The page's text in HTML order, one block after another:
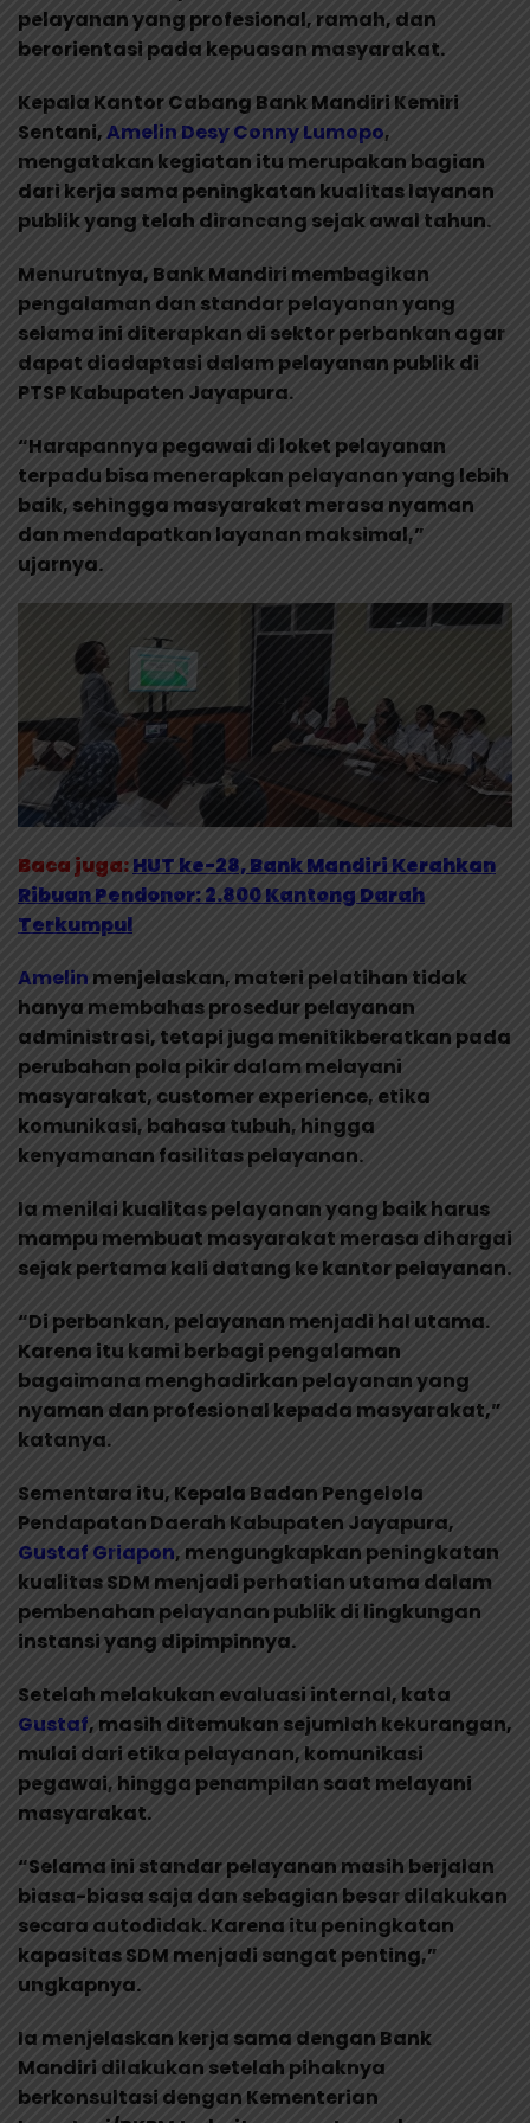
pelayanan yang profesional, ramah, dan
berorientasi pada kepuasan masyarakat.
Kepala Kantor Cabang Bank Mandiri Kemiri
Sentani,Amelin Desy Conny Lumopo,
mengatakan kegiatan itu merupakan bagian
dari kerja sama peningkatan kualitas layanan
publik yang telah dirancang sejak awal tahun.
Menurutnya, Bank Mandiri membagikan
pengalaman dan standar pelayanan yang
selama ini diterapkan di sektor perbankan agar
dapat diadaptasi dalam pelayanan publik di
PTSP Kabupaten Jayapura.
“Harapannya pegawai di loket pelayanan
terpadu bisa menerapkan pelayanan yang lebih
baik, sehingga masyarakat merasa nyaman
dan mendapatkan layanan maksimal,”
ujarnya.
Baca juga:HUT ke-28, Bank Mandiri Kerahkan
Ribuan Pendonor: 2.800 Kantong Darah
Terkumpul
Amelin menjelaskan, materi pelatihan tidak
hanya membahas prosedur pelayanan
administrasi, tetapi juga menitikberatkan pada
perubahan pola pikir dalam melayani
masyarakat, customer experience, etika
komunikasi, bahasa tubuh, hingga
kenyamanan fasilitas pelayanan.
Ia menilai kualitas pelayanan yang baik harus
mampu membuat masyarakat merasa dihargai
sejak pertama kali datang ke kantor pelayanan.
“Di perbankan, pelayanan menjadi hal utama.
Karena itu kami berbagi pengalaman
bagaimana menghadirkan pelayanan yang
nyaman dan profesional kepada masyarakat,”
katanya.
Sementara itu, Kepala Badan Pengelola
Pendapatan Daerah Kabupaten Jayapura,
Gustaf Griapon, mengungkapkan peningkatan
kualitas SDM menjadi perhatian utama dalam
pembenahan pelayanan publik di lingkungan
instansi yang dipimpinnya.
Setelah melakukan evaluasi internal, kata
Gustaf, masih ditemukan sejumlah kekurangan,
mulai dari etika pelayanan, komunikasi
pegawai, hingga penampilan saat melayani
masyarakat.
“Selama ini standar pelayanan masih berjalan
biasa-biasa saja dan sebagian besar dilakukan
secara autodidak. Karena itu peningkatan
kapasitas SDM menjadi sangat penting,”
ungkapnya.
Ia menjelaskan kerja sama dengan Bank
Mandiri dilakukan setelah pihaknya
berkonsultasi dengan Kementerian